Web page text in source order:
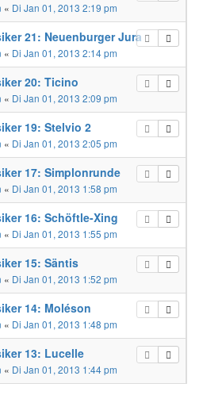
« Di Jan 01, 2013 2:19 pm
21: Neuenburger Jura
« Di Jan 01, 2013 2:14 pm
20: Ticino
« Di Jan 01, 2013 2:09 pm
19: Stelvio 2
« Di Jan 01, 2013 2:05 pm
17: Simplonrunde
« Di Jan 01, 2013 1:58 pm
16: Schöftle-Xing
« Di Jan 01, 2013 1:55 pm
15: Säntis
« Di Jan 01, 2013 1:52 pm
14: Moléson
« Di Jan 01, 2013 1:48 pm
13: Lucelle
« Di Jan 01, 2013 1:44 pm